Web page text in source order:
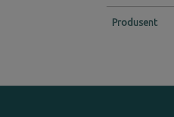
Produsent